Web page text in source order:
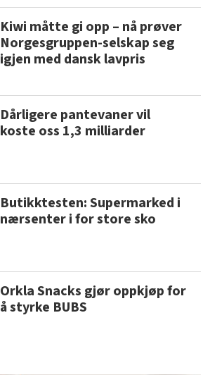
Kiwi måtte gi opp – nå prøver
Norgesgruppen-selskap seg
igjen med dansk lavpris
Dårligere pantevaner vil
koste oss 1,3 milliarder
Butikktesten: Supermarked i
nærsenter i for store sko
Orkla Snacks gjør oppkjøp for
å styrke BUBS